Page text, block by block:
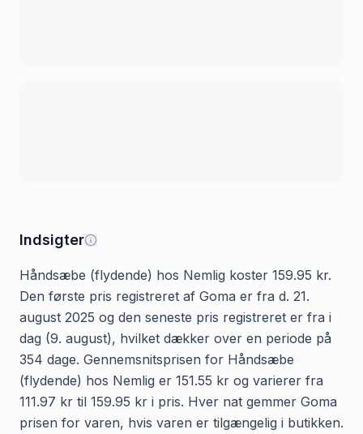
Indsigter
Håndsæbe (flydende) hos Nemlig koster 159.95 kr.
Den første pris registreret af Goma er fra d. 21.
august 2025 og den seneste pris registreret er fra i
dag (9. august), hvilket dækker over en periode på
354 dage. Gennemsnitsprisen for Håndsæbe
(flydende) hos Nemlig er 151.55 kr og varierer fra
111.97 kr til 159.95 kr i pris. Hver nat gemmer Goma
prisen for varen, hvis varen er tilgængelig i butikken.